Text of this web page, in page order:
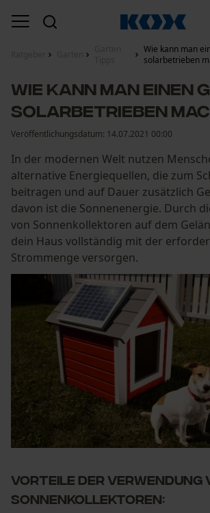
Wie kann man
solarbetrieben
Wie kann man einen
solarbetrieben
Veröffentlichungsdatum: 14.07.2021 00:00
In der modernen Welt nutzen
alternative Energiequellen, die zum
beitragen und auf Dauer zusätzlich
davon ist die Sonnenenergie. Durch
von Sonnenkollektoren auf dem
dein Haus vollständig mit der
Strommenge versorgen.
Vorteile der Verwendung
Sonnenkollektoren: